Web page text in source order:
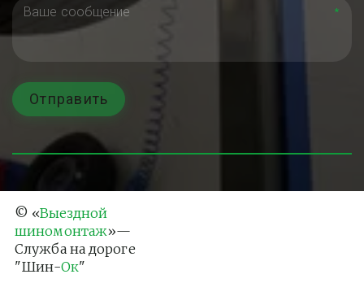
*
Отправить
© «Выездной
шиномонтаж»—
Служба на дороге
"Шин-Ок"